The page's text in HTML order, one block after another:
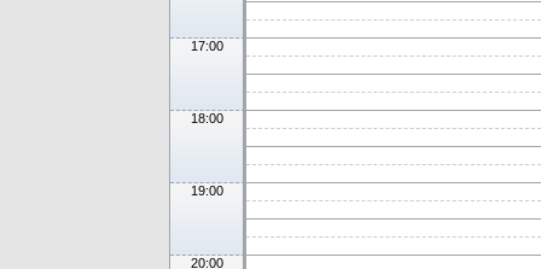
17:00
18:00
19:00
20:00